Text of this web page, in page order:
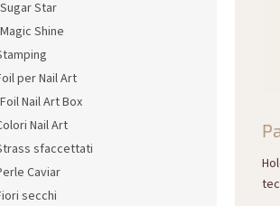
Sugar Star
Magic Shine
per Nail Art
Foil Nail Art Box
Nail Art
sfaccettati
Caviar
secchi